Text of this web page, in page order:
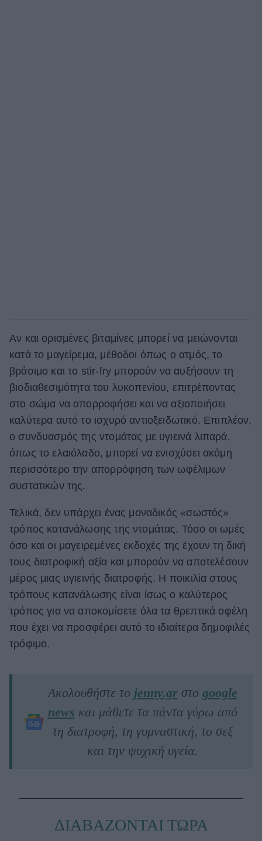
Αν και ορισμένες βιταμίνες μπορεί να μειώνονται
κατά το μαγείρεμα, μέθοδοι όπως ο ατμός, το
βράσιμο και το stir-fry μπορούν να αυξήσουν τη
βιοδιαθεσιμότητα του λυκοπενίου, επιτρέποντας
στο σώμα να απορροφήσει και να αξιοποιήσει
καλύτερα αυτό το ισχυρό αντιοξειδωτικό. Επιπλέον,
ο συνδυασμός της ντομάτας με υγιεινά λιπαρά,
όπως το ελαιόλαδο, μπορεί να ενισχύσει ακόμη
περισσότερο την απορρόφηση των ωφέλιμων
συστατικών της.
Τελικά, δεν υπάρχει ένας μοναδικός «σωστός»
τρόπος κατανάλωσης της ντομάτας. Τόσο οι ωμές
όσο και οι μαγειρεμένες εκδοχές της έχουν τη δική
τους διατροφική αξία και μπορούν να αποτελέσουν
μέρος μιας υγιεινής διατροφής. Η ποικιλία στους
τρόπους κατανάλωσης είναι ίσως ο καλύτερος
τρόπος για να αποκομίσετε όλα τα θρεπτικά οφέλη
που έχει να προσφέρει αυτό το ιδιαίτερα δημοφιλές
τρόφιμο.
Ακολουθήστε το jenny.grστο google
news και μάθετε τα πάντα γύρω από
τη διατροφή, τη γυμναστική, το σεξ
και την ψυχική υγεία.
ΔΙΑΒΑΖΟΝΤΑΙ ΤΩΡΑ